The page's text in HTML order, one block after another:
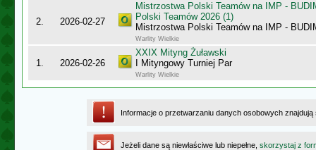
2. 2026-02-27
Mistrzostwa Polski Teamów na IMP -
Polski Teamów 2026 (1)
Mistrzostwa Polski Teamów na IMP -
Warlity Wielkie
1. 2026-02-26
XXIX Mityng Żuławski
I Mityngowy Turniej Par
Warlity Wielkie
Informacje o przetwarzaniu danych osobowych
Jeżeli dane są niewłaściwe lub niepełne, skorzystaj z